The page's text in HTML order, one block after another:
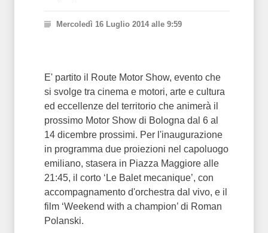
Mercoledì 16 Luglio 2014 alle 9:59
E' partito il Route Motor Show, evento che
si svolge tra cinema e motori, arte e cultura
ed eccellenze del territorio che animerà il
prossimo Motor Show di Bologna dal 6 al
14 dicembre prossimi. Per l'inaugurazione
in programma due proiezioni nel capoluogo
emiliano, stasera in Piazza Maggiore alle
21:45, il corto ‘Le Balet mecanique’, con
accompagnamento d'orchestra dal vivo, e il
film ‘Weekend with a champion’ di Roman
Polanski.